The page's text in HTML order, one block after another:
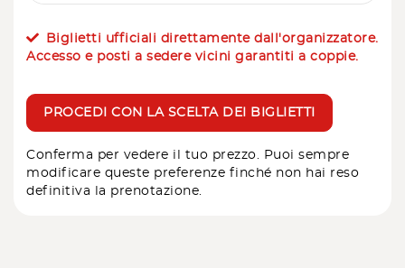
Biglietti ufficiali direttamente dall'organizzatore.
Accesso e posti a sedere vicini garantiti a coppie.
PROCEDI CON LA SCELTA DEI BIGLIETTI
Conferma per vedere il tuo prezzo. Puoi sempre
modificare queste preferenze finché non hai reso
definitiva la prenotazione.